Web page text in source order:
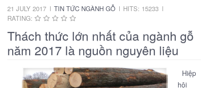
21 JULY 2017 TIN TỨC NGÀNH GỖ
HITS: 15233
RATING:
Thách thức lớn nhất của ngành gỗ
năm 2017 là nguồn nguyên liệu
Hiệp
hội